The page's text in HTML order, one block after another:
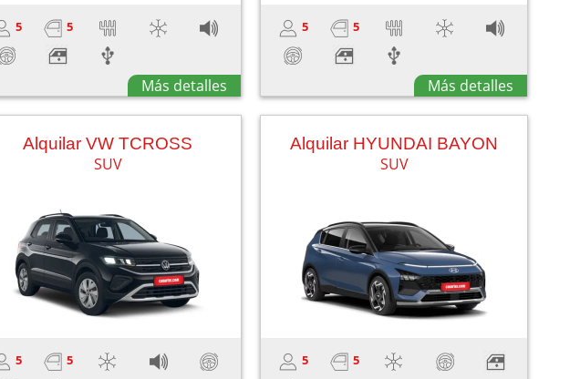
5 5
Más detalles
5 5
Más detalles
Alquilar VW TCROSS
SUV
5 5
Alquilar HYUNDAI BAYON
SUV
5 5